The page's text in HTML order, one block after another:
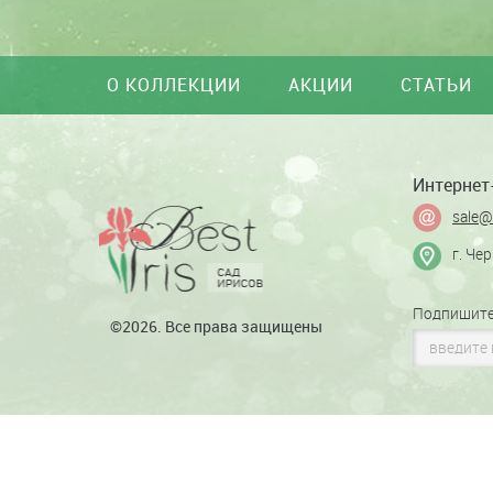
О КОЛЛЕКЦИИ АКЦИИ СТАТЬИ
©2026. Все права защищены
г.